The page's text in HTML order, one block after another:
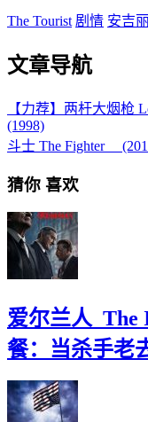
The Tourist 剧情 安吉
文章导航
【力荐】两杆大烟枪
(1998)
斗士 The Fighter
猜你 喜欢
爱尔兰人_The
餐：当杀手老